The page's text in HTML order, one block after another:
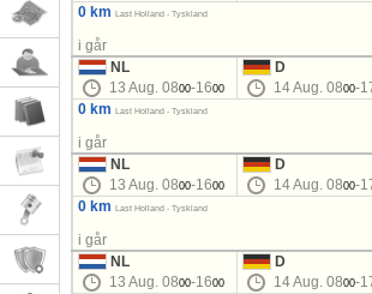
0 km
Last Holland - Tyskland
i går
NL
13 Aug. 0800-1600
D
14 Aug. 0800-
0 km
Last Holland - Tyskland
i går
NL
13 Aug. 0800-1600
D
14 Aug. 0800-
0 km
Last Holland - Tyskland
i går
NL
13 Aug. 0800-1600
D
14 Aug. 0800-